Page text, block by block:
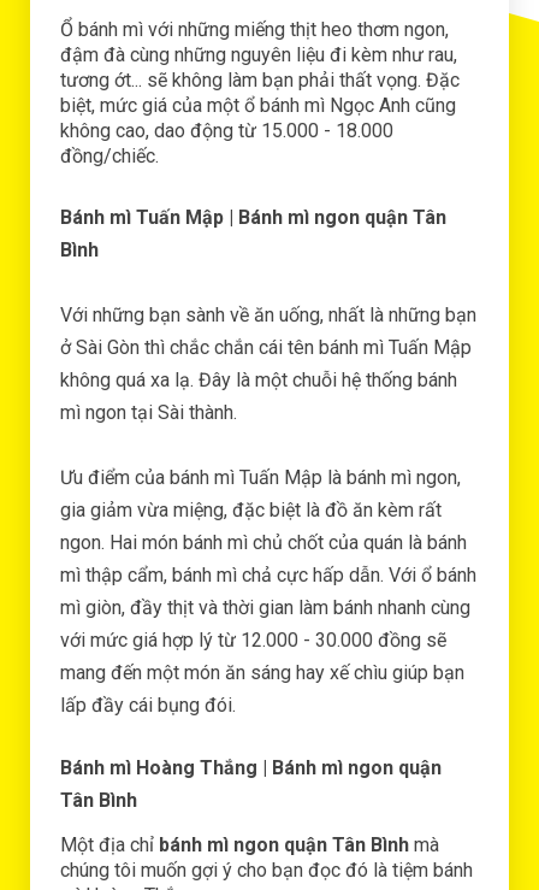
Ổ bánh mì với những miếng thịt heo thơm ngon,
đậm đà cùng những nguyên liệu đi kèm như rau,
tương ớt... sẽ không làm bạn phải thất vọng. Đặc
biệt, mức giá của một ổ bánh mì Ngọc Anh cũng
không cao, dao động từ 15.000 - 18.000
đồng/chiếc.
Bánh mì Tuấn Mập | Bánh mì ngon quận Tân
Bình
Với những bạn sành về ăn uống, nhất là những bạn
ở Sài Gòn thì chắc chắn cái tên bánh mì Tuấn Mập
không quá xa lạ. Đây là một chuỗi hệ thống bánh
mì ngon tại Sài thành.
Ưu điểm của bánh mì Tuấn Mập là bánh mì ngon,
gia giảm vừa miệng, đặc biệt là đồ ăn kèm rất
ngon. Hai món bánh mì chủ chốt của quán là bánh
mì thập cẩm, bánh mì chả cực hấp dẫn. Với ổ bánh
mì giòn, đầy thịt và thời gian làm bánh nhanh cùng
với mức giá hợp lý từ 12.000 - 30.000 đồng sẽ
mang đến một món ăn sáng hay xế chìu giúp bạn
lấp đầy cái bụng đói.
Bánh mì Hoàng Thắng
| Bánh mì ngon quận
Tân Bình
Một địa chỉ bánh mì ngon quận Tân Bình mà
chúng tôi muốn gợi ý cho bạn đọc đó là tiệm bánh